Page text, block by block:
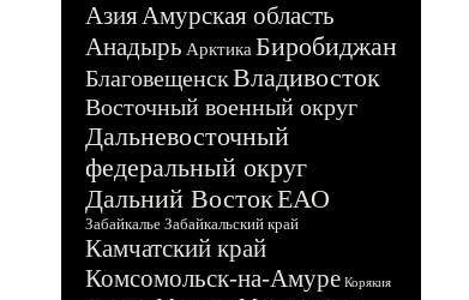
АзияАмурская область
Анадырь Арктика Биробиджан
БлаговещенскВладивосток
Восточный военный округ
Дальневосточный
федеральный округ
Дальний ВостокЕАО
Забайкалье Забайкальский край
Камчатский край
Комсомольск-на-Амуре Корякия